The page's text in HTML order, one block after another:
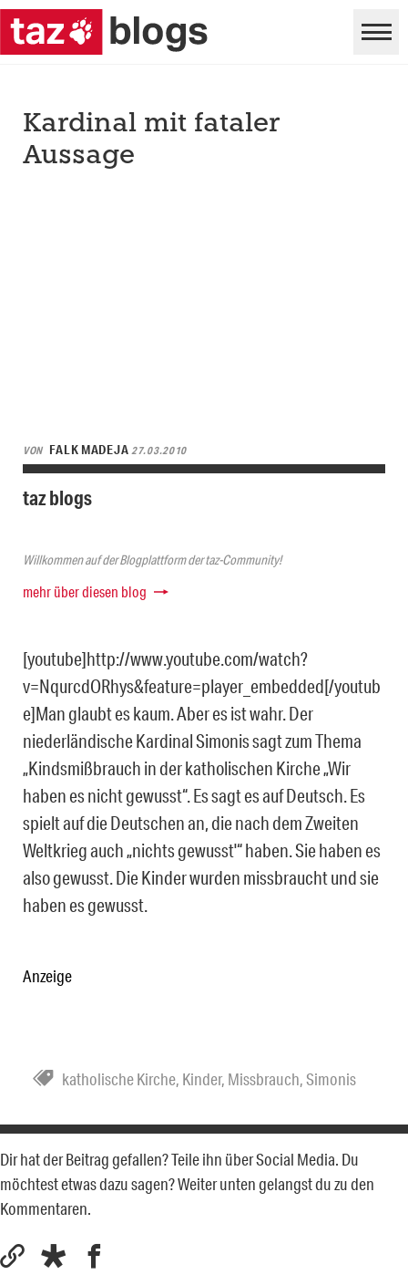
Kardinal mit fataler
Aussage
VON FALK MADEJA27.03.2010
taz blogs
Willkommen auf der Blogplattform der taz-Community!
mehr über diesen blog
[youtube]http://www.youtube.com/watch?
v=NqurcdORhys&feature=player_embedded[/youtub
e]Man glaubt es kaum. Aber es ist wahr. Der
niederländische Kardinal Simonis sagt zum Thema
„Kindsmißbrauch in der katholischen Kirche „Wir
haben es nicht gewusst“. Es sagt es auf Deutsch. Es
spielt auf die Deutschen an, die nach dem Zweiten
Weltkrieg auch „nichts gewusst'“ haben. Sie haben es
also gewusst. Die Kinder wurden missbraucht und sie
haben es gewusst.
Anzeige
katholische Kirche, Kinder, Missbrauch,Simonis
Dir hat der Beitrag gefallen? Teile ihn über Social Media. Du
möchtest etwas dazu sagen? Weiter unten gelangst du zu den
Kommentaren.